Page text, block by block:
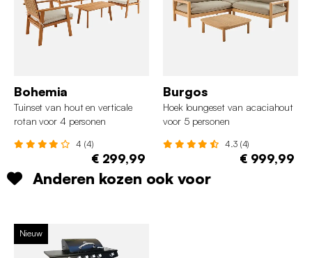
Bohemia
Tuinset van hout en verticale
rotan voor 4 personen
4 (4)
€ 299,99
Burgos
Hoek loungeset van acaciahout
voor 5 personen
4.3 (4)
€ 999,99
Anderen kozen ook voor
Nieuw